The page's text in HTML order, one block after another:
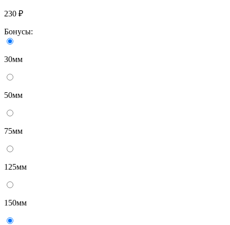
230 ₽
Бонусы:
30мм
50мм
75мм
125мм
150мм